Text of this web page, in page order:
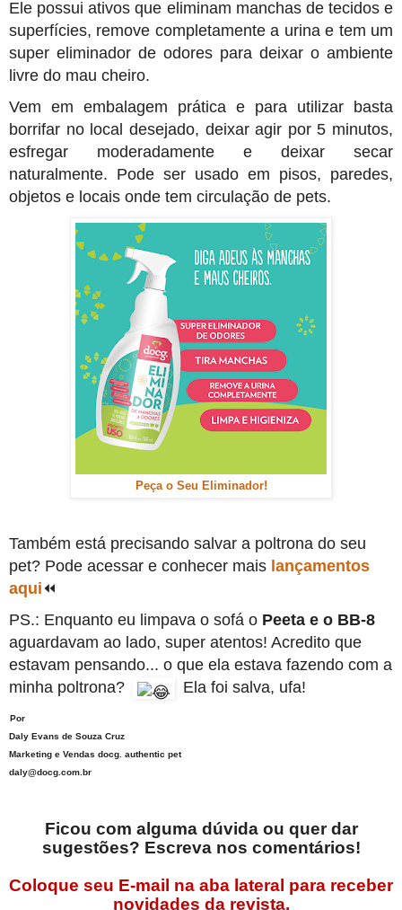
Ele possui ativos que eliminam manchas de tecidos e
superfícies, remove completamente a urina e tem um
super eliminador de odores para deixar o ambiente
livre do mau cheiro.
Vem em embalagem prática e para utilizar basta
borrifar no local desejado, deixar agir por 5 minutos,
esfregar moderadamente e deixar secar
naturalmente. Pode ser usado em pisos, paredes,
objetos e locais onde tem circulação de pets.
Peça o Seu Eliminador!
Também está precisando salvar a poltrona do seu
pet? Pode acessar e conhecer mais lançamentos
aqui⏪
PS.: Enquanto eu limpava o sofá o Peeta e o BB-8
aguardavam ao lado, super atentos! Acredito que
estavam pensando... o que ela estava fazendo com a
minha poltrona?
Ela foi salva, ufa!
Por
Daly Evans de Souza Cruz
Marketing e Vendas docg. authentic pet
daly@docg.com.br
Ficou com alguma dúvida ou quer dar
sugestões? Escreva nos comentários!
Coloque seu E-mail na aba lateral para receber
novidades da revista.